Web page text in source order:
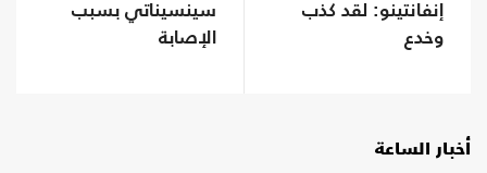
إنفانتينو: لقد كذب
وخدع
سينسيناتي بسبب
الإصابة
أخبار الساعة